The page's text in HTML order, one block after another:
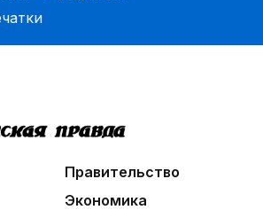
Правительство
Экономика